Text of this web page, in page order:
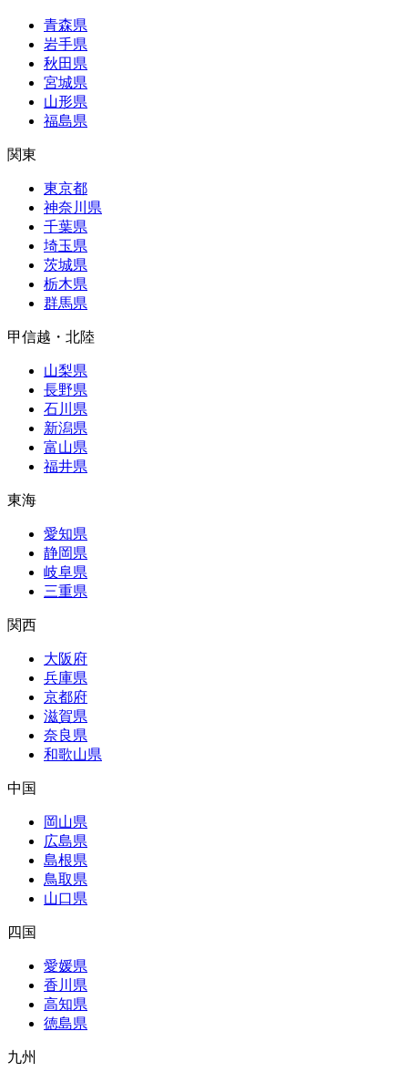
青森県
岩手県
秋田県
宮城県
山形県
福島県
関東
東京都
神奈川県
千葉県
埼玉県
茨城県
栃木県
群馬県
甲信越・北陸
山梨県
長野県
石川県
新潟県
富山県
福井県
東海
愛知県
静岡県
岐阜県
三重県
関西
大阪府
兵庫県
京都府
滋賀県
奈良県
和歌山県
中国
岡山県
広島県
島根県
鳥取県
山口県
四国
愛媛県
香川県
高知県
徳島県
九州